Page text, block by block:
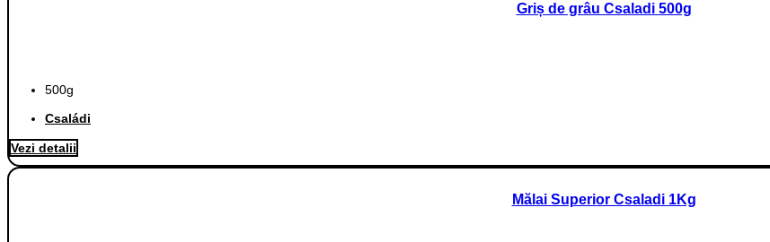
Griș de grâu Csaladi 500g
500g
Családi
Vezi detalii
Mălai Superior Csaladi 1Kg